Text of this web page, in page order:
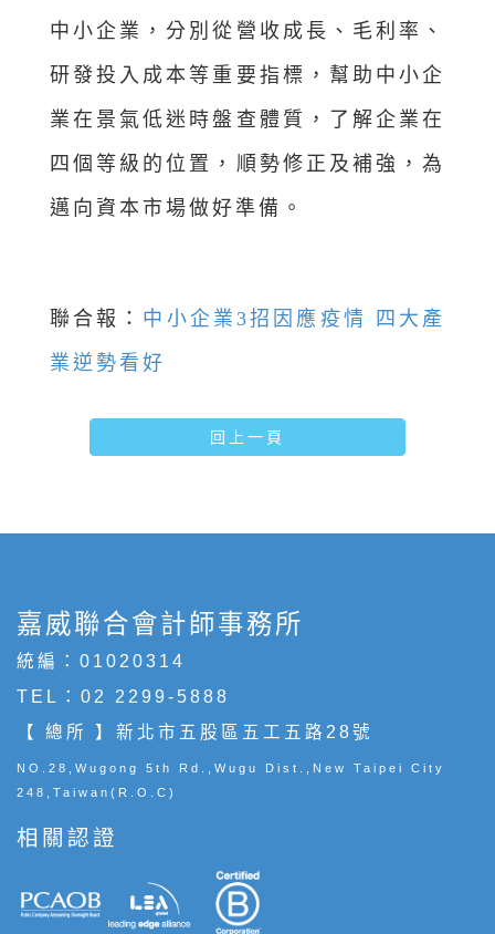
中小企業，分別從營收成長、毛利率、
研發投入成本等重要指標，幫助中小企
業在景氣低迷時盤查體質，了解企業在
四個等級的位置，順勢修正及補強，為
邁向資本市場做好準備。
聯合報： 中小企業3招因應疫情 四大產
業逆勢看好
回上一頁
嘉威聯合會計師事務所
統編：01020314
TEL： 02 2299-5888
【 總所 】新北市五股區五工五路28號
NO.28,Wugong 5th Rd.,Wugu Dist.,New Taipei City
248,Taiwan(R.O.C)
相關認證